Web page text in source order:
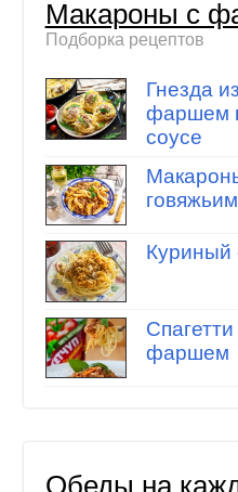
Макароны с
Подборка рецептов
Гнезда
фаршем
соусе
Куриный
фаршем
Обеды на